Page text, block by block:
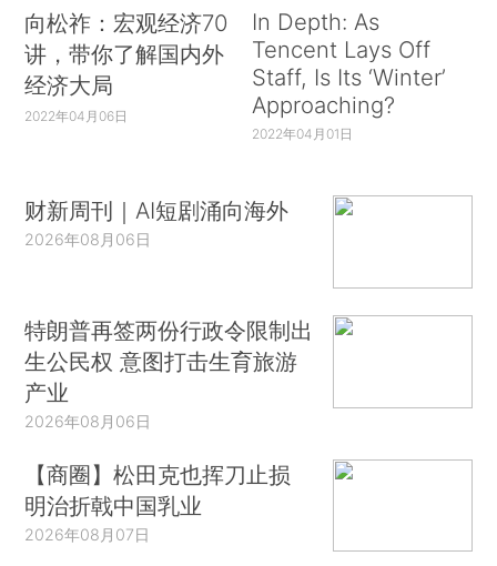
向松祚：宏观经济70
讲，带你了解国内外
经济大局
2022年04月06日
In Depth: As
Tencent Lays Off
Staff, Is Its ‘Winter’
Approaching?
2022年04月01日
财新周刊｜AI短剧涌向海外
2026年08月06日
特朗普再签两份行政令限制出
生公民权 意图打击生育旅游
产业
2026年08月06日
【商圈】松田克也挥刀止损
明治折戟中国乳业
2026年08月07日